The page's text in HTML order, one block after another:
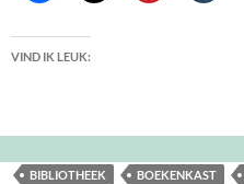
VIND IK LEUK:
BIBLIOTHEEK BOEKENKAST